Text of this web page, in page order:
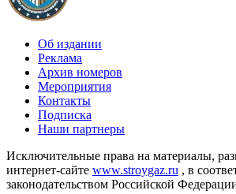
Об издании
Реклама
Архив номеров
Мероприятия
Контакты
Подписка
Наши партнеры
Исключительные права на материалы,
интернет-сайте www.stroygaz.ru , в
законодательством Российской